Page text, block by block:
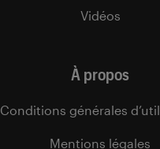
Vidéos
À propos
Conditions générales
Mentions légales